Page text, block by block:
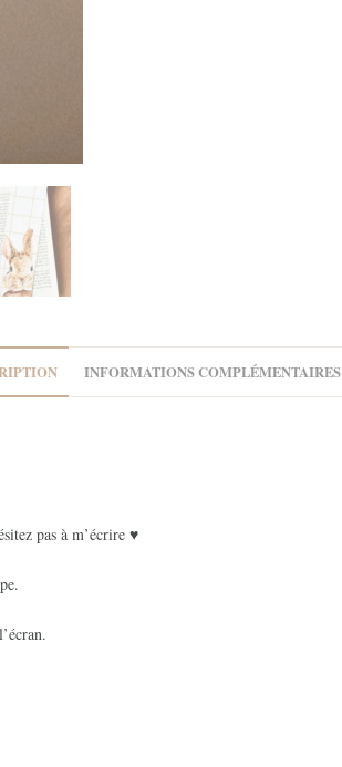
INFORMATIONS COMPLÉMENTAIRES
pas à m’écrire ♥